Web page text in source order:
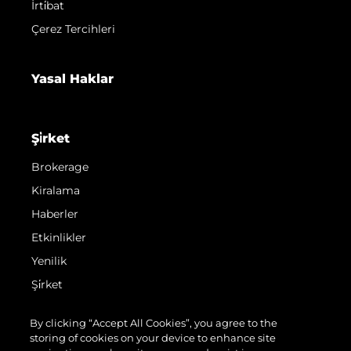
İrti̇bat
Çerez Tercihleri
Yasal Haklar
Şi̇rket
Brokerage
Kiralama
Haberler
Etkinlikler
Yenilik
Şi̇rket
Yaşam Şekli̇
By clicking “Accept All Cookies”, you agree to the
storing of cookies on your device to enhance site